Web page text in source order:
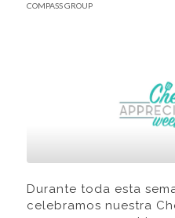
COMPASS GROUP
Durante toda esta
celebramos nuestra